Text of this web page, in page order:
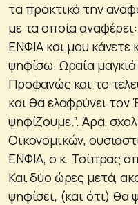
τα πρακτικά την
με τα οποία
ΕΝΦΙΑ και μου κάνετε
ψηφίσω. Ωραία
Προφανώς και το
και θα ελαφρύνει τον
ψηφίζουμε.”. Άρα,
Οικονομικών,
ΕΝΦΙΑ, ο κ. Τσίπρας
Και δύο ώρες μετά,
ψηφίσει, (και ότι) θα